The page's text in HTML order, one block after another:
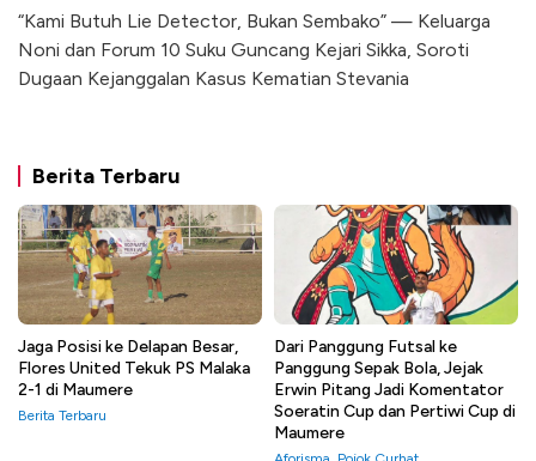
“Kami Butuh Lie Detector, Bukan Sembako” — Keluarga
Noni dan Forum 10 Suku Guncang Kejari Sikka, Soroti
Dugaan Kejanggalan Kasus Kematian Stevania
Berita Terbaru
Jaga Posisi ke Delapan Besar,
Flores United Tekuk PS Malaka
2-1 di Maumere
Berita Terbaru
Dari Panggung Futsal ke
Panggung Sepak Bola, Jejak
Erwin Pitang Jadi Komentator
Soeratin Cup dan Pertiwi Cup di
Maumere